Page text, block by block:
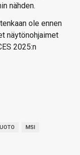
nähden.
ole ennen
näytönohjaimet
2025:n
MSI